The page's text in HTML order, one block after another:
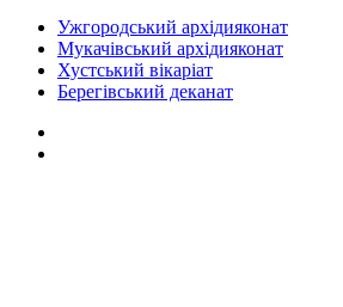
Ужгородський архідияконат
Мукачівський архідияконат
Хустський вікаріат
Берегівський деканат